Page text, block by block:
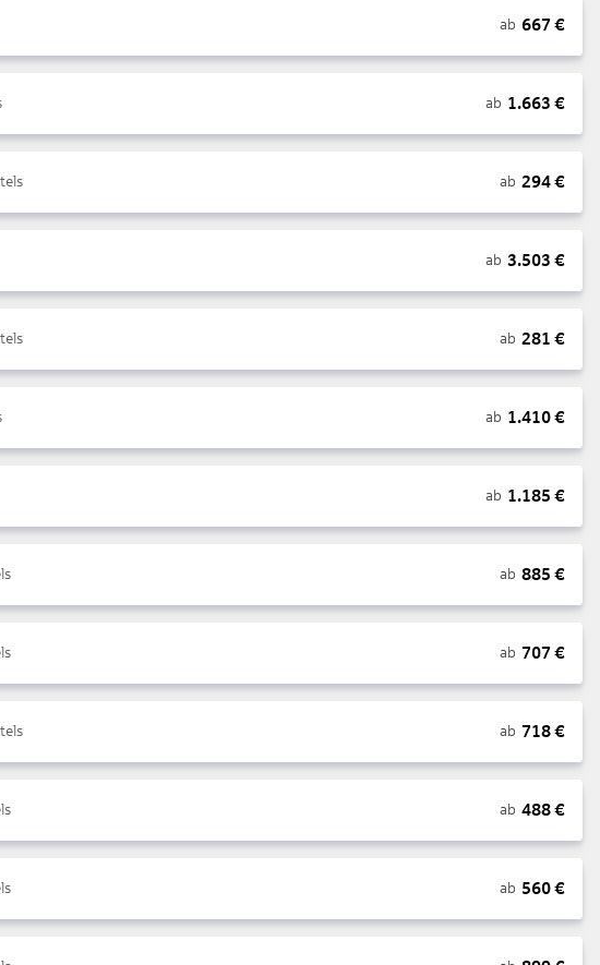
ab 667 €
ab 1.663 €
ab 294€
ab 3.503 €
ab 281 €
ab 1.410€
ab 1.185 €
ab 885 €
ab 707 €
ab 718€
ab 488€
ab 560€